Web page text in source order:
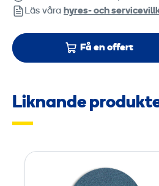
Läs våra hyres‑ och
Få en offert
Liknande
l